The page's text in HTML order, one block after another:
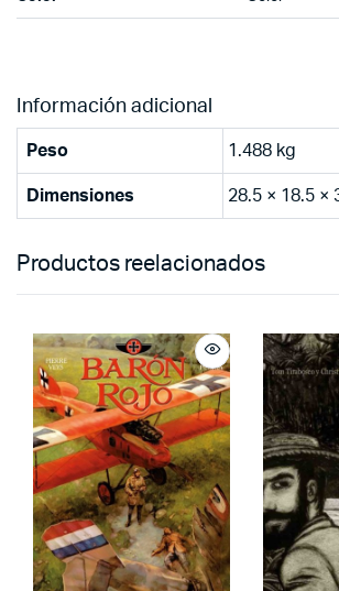
Información adicional
Peso 1.488 kg
Dimensiones 28.5 × 18.5 ×
Productos reelacionados